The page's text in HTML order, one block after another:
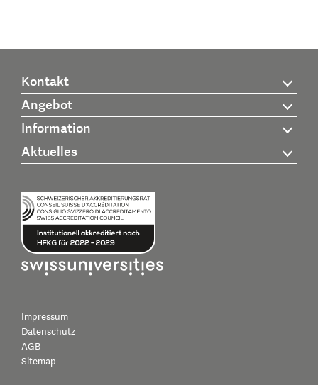
Kontakt
Angebot
Information
Aktuelles
Impressum
Datenschutz
AGB
Sitemap